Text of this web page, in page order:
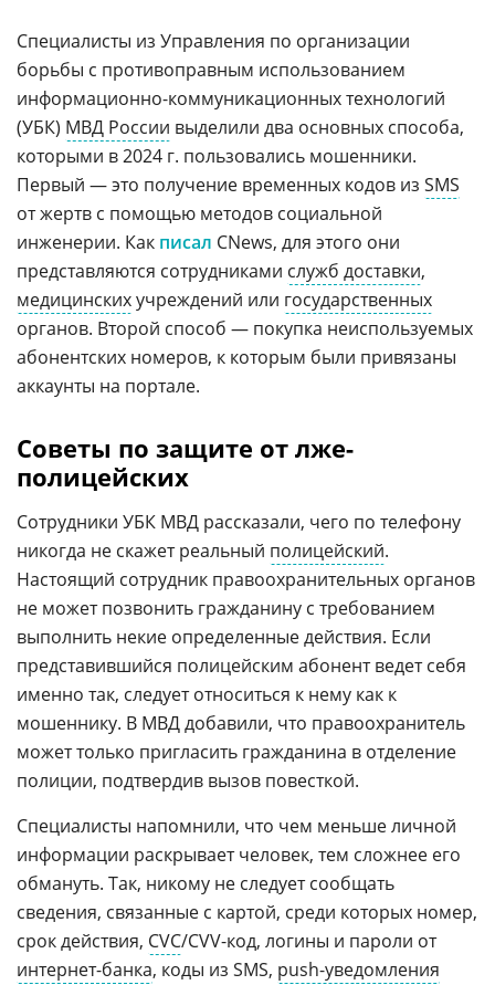
Специалисты из Управления по организации
борьбы с противоправным использованием
информационно-коммуникационных технологий
(УБК) МВД России выделили два основных способа,
которыми в 2024 г. пользовались мошенники.
Первый — это получение временных кодов из SMS
от жертв с помощью методов социальной
инженерии. Как писал CNews, для этого они
представляются сотрудниками служб доставки,
медицинскихучреждений или государственных
органов. Второй способ — покупка неиспользуемых
абонентских номеров, к которым были привязаны
аккаунты на портале.
Советы по защите от лже-
полицейских
Сотрудники УБК МВД рассказали, чего по телефону
никогда не скажет реальный полицейский.
Настоящий сотрудник правоохранительных органов
не может позвонить гражданину с требованием
выполнить некие определенные действия. Если
представившийся полицейским абонент ведет себя
именно так, следует относиться к нему как к
мошеннику. В МВД добавили, что правоохранитель
может только пригласить гражданина в отделение
полиции, подтвердив вызов повесткой.
Специалисты напомнили, что чем меньше личной
информации раскрывает человек, тем сложнее его
обмануть. Так, никому не следует сообщать
сведения, связанные с картой, среди которых номер,
срок действия, CVC/CVV-код, логины и пароли от
интернет-банка, коды из SMS, push-уведомления